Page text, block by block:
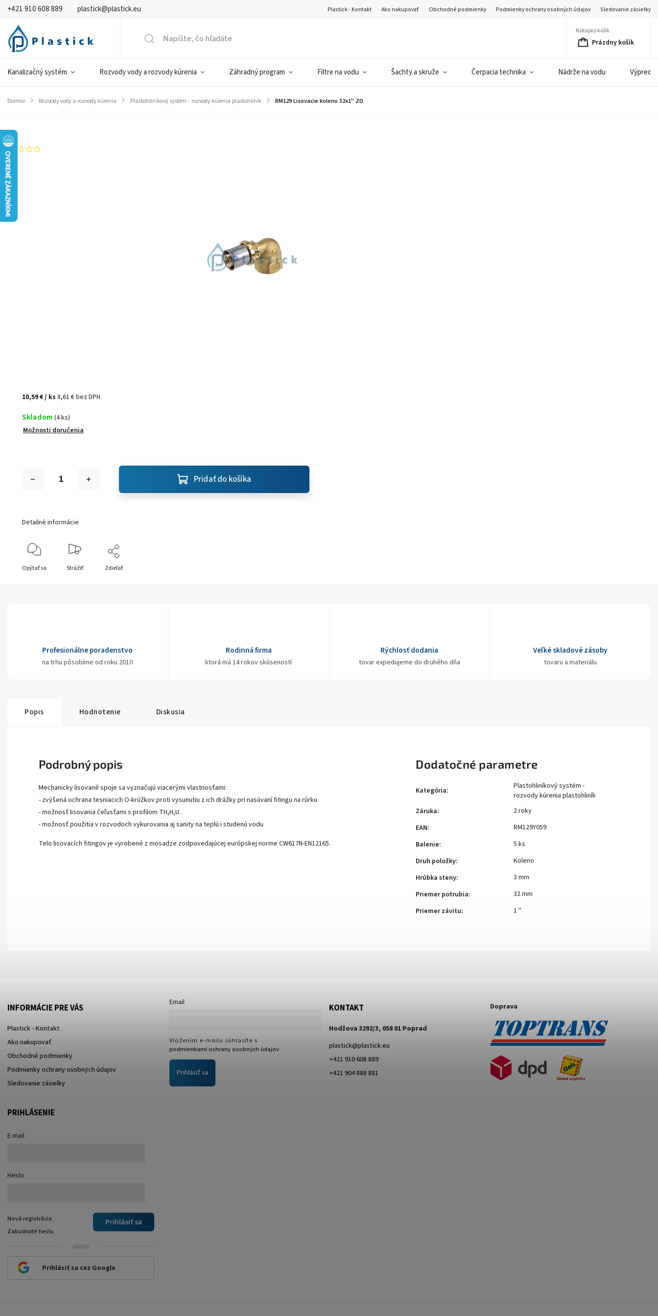
+421 910 608 889 plastick@plastick.eu Plastick - Kontakt Ako nakupovať Obchodné podmienky Podmienky ochrany osobných údajov Sledovanie zásielky
Nákupný košík
Prázdny košík
Kanalizačný systém Rozvody vody a rozvody kúrenia Záhradný program Filtre na vodu Šachty a skruže Čerpacia technika Nádrže na vodu
Domov / Rozvody vody a rozvody kúrenia / Plastohliníkový systém - rozvody kúrenia plastohliník / RM129 Lisovacie koleno 32x1'' ZD
Značka:
10,59 €/ ks8,61 € bez DPH
Skladom (4 ks)
Možnosti doručenia
Pridať do košíka
Detailné informácie
Opýtať sa Strážiť Zdieľať
Profesionálne poradenstvo
na trhu pôsobíme od roku 2010
Rodinná firma
ktorá má 14 rokov skúseností
Rýchlosť dodania
tovar expedujeme do druhého dňa
Veľké skladové zásoby
tovaru a materiálu
Popis Hodnotenie Diskusia
Podrobný popis
Mechanicky lisované spoje sa vyznačujú viacerými vlastnosťami:
- zvýšená ochrana tesniacich O-krúžkov proti vysunutiu z ich drážky pri nasúvaní fitingu na rúrku
- možnosť lisovania čeľusťami s profilom TH,H,U.
- možnosť použitia v rozvodoch vykurovania aj sanity na teplú i studenú vodu
Telo lisovacích fitingov je vyrobené z mosadze zodpovedajúcej európskej norme CW617N-EN12165.
Dodatočné parametre
Kategória:
Plastohliníkový systém -
rozvody kúrenia plastohliník
Záruka:
2 roky
EAN:
RM129Y059
Balenie:
5 ks
Druh položky:
Koleno
Hrúbka steny:
3 mm
Priemer potrubia:
32 mm
Priemer závitu: 1 ''
INFORMÁCIE PRE VÁS
Plastick - Kontakt
Ako nakupovať
Obchodné podmienky
Podmienky ochrany osobných údajov
Sledovanie zásielky
Email
Vložením e-mailu súhlasíte s
podmienkami ochrany osobných údajov
Prihlásiť sa
KONTAKT
Hodžova 3292/3, 058 01 Poprad
plastick@plastick.eu
+421 910 608 889
+421 904 888 881
Doprava
PRIHLÁSENIE
E-mail
Heslo
Prihlásiť sa
Nová registrácia
Zabudnuté heslo
alebo
Prihlásiť sa cez Google